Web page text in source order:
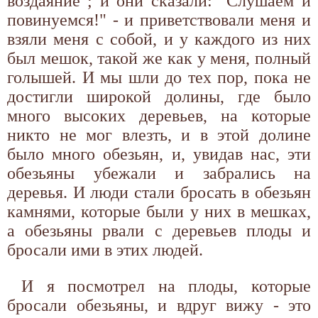
повинуемся!" - и приветствовали меня и
взяли меня с собой, и у каждого из них
был мешок, такой же как у меня, полный
голышей. И мы шли до тех пор, пока не
достигли широкой долины, где было
много высоких деревьев, на которые
никто не мог влезть, и в этой долине
было много обезьян, и, увидав нас, эти
обезьяны убежали и забрались на
деревья. И люди стали бросать в обезьян
камнями, которые были у них в мешках,
а обезьяны рвали с деревьев плоды и
бросали ими в этих людей.
И я посмотрел на плоды, которые
бросали обезьяны, и вдруг вижу - это